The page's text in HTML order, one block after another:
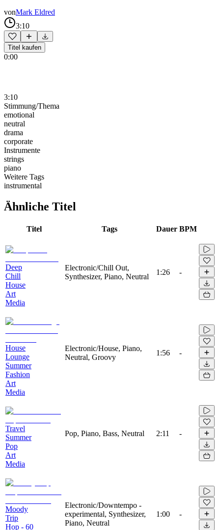
vonMark Eldred
3:10
Titel kaufen
0:00
3:10
Stimmung/Thema
emotional
neutral
drama
corporate
Instrumente
strings
piano
Weitere Tags
instrumental
Ähnliche Titel
Titel Tags Dauer BPM
Deep
Chill
House
Art
Media
Electronic/Chill Out,
Synthesizer, Piano, Neutral
1:26 -
House
Lounge
Summer
Fashion
Art
Media
Electronic/House, Piano,
Neutral, Groovy
1:56 -
Travel
Summer
Pop
Art
Media
Pop, Piano, Bass, Neutral 2:11 -
Moody
Trip
Hop - 60
Electronic/Downtempo -
experimental, Synthesizer,
Piano, Neutral
1:00 -